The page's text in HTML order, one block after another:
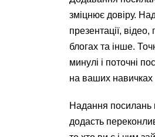
зміцнює довіру.
презентації,
блогах та інше.
минулі і поточні
на ваших навичках
Надання посилань
додасть